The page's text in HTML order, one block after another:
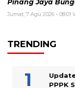
Pinang Jaya
Jumat, 7 Agu 2026 - 08:01
TRENDING
PPPK